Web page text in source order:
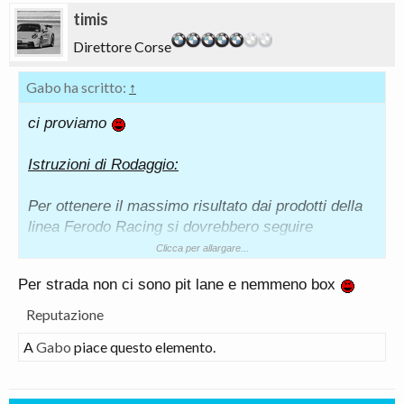
timis
Direttore Corse
Gabo ha scritto: ↑
ci proviamo
Istruzioni di Rodaggio:
Per ottenere il massimo risultato dai prodotti della
linea Ferodo Racing si dovrebbero seguire
scrupolosamente le seguenti istruzioni:
secondi utilizzando il 50% della pressione
normalmente utilizzata in condizioni di gara.
Clicca per allargare...
Per strada non ci sono pit lane e nemmeno box
Reputazione
AGabo piace questo elemento.